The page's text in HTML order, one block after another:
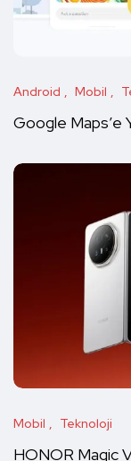
Android Mobil
Google Maps’e
Mobil Teknoloji
HONOR Magic